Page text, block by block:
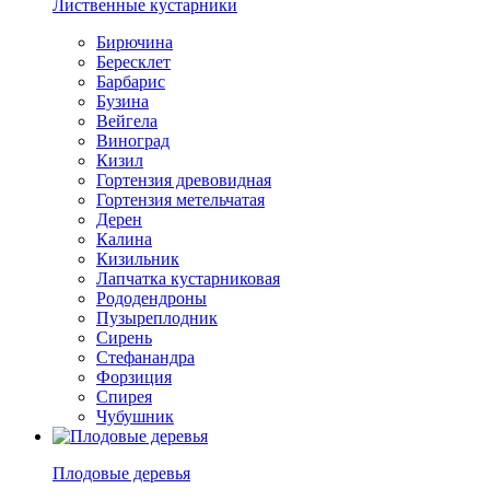
Лиственные кустарники
Бирючина
Бересклет
Барбарис
Бузина
Вейгела
Виноград
Кизил
Гортензия древовидная
Гортензия метельчатая
Дерен
Калина
Кизильник
Лапчатка кустарниковая
Рододендроны
Пузыреплодник
Сирень
Стефанандра
Форзиция
Спирея
Чубушник
Плодовые деревья